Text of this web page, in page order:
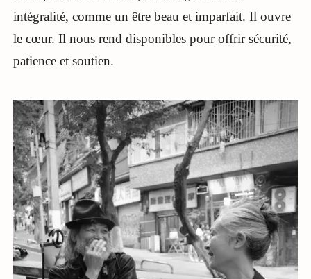
intégralité, comme un être beau et imparfait. Il ouvre
le cœur. Il nous rend disponibles pour offrir sécurité,
patience et soutien.